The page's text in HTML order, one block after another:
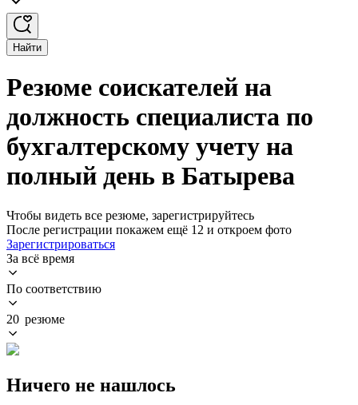
Найти
Резюме соискателей на
должность специалиста по
бухгалтерскому учету на
полный день в Батырева
Чтобы видеть все резюме, зарегистрируйтесь
После регистрации покажем ещё 12 и откроем фото
Зарегистрироваться
За всё время
По соответствию
20 резюме
Ничего не нашлось